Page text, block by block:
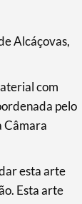
Alcáçovas,
com
pelo
Câmara
esta arte
Esta arte